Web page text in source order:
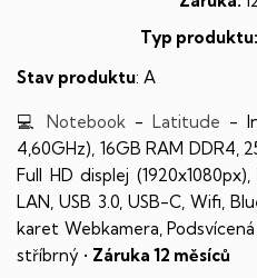
Typ produktu:
Stav produktu: A
💻 Notebook - Latitude -
4,60GHz), 16GB RAM DDR4,
Full HD displej
LAN, USB 3.0, USB-C, Wifi,
karet Webkamera,
stříbrný • Záruka 12 měsíců